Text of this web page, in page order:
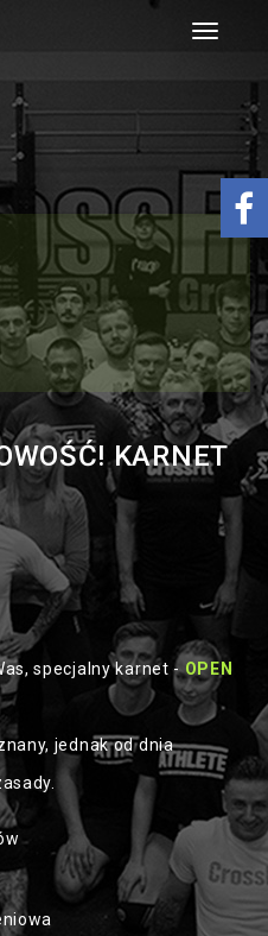
Toggle
KARNET
specjalny karnet -OPEN
jednak od dnia